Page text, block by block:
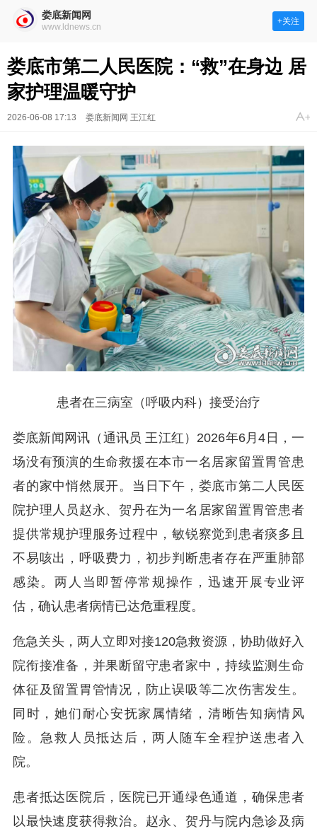
娄底新闻网
www.ldnews.cn
+关注
娄底市第二人民医院：“救”在身边 居
家护理温暖守护
2026-06-08 17:13 娄底新闻网 王江红
患者在三病室（呼吸内科）接受治疗
娄底新闻网讯（通讯员 王江红）2026年6月4日，一
场没有预演的生命救援在本市一名居家留置胃管患
者的家中悄然展开。 当日下午，娄底市第二人民医
院护理人员赵永、贺丹在为一名居家留置胃管患者
提供常规护理服务过程中，敏锐察觉到患者痰多且
不易咳出，呼吸费力，初步判断患者存在严重肺部
感染。两人当即暂停常规操作，迅速开展专业评
估，确认患者病情已达危重程度。
危急关头，两人立即对接120急救资源，协助做好入
院衔接准备，并果断留守患者家中，持续监测生命
体征及留置胃管情况，防止误吸等二次伤害发生。
同时，她们耐心安抚家属情绪，清晰告知病情风
险。急救人员抵达后，两人随车全程护送患者入
院。
患者抵达医院后，医院已开通绿色通道，确保患者
以最快速度获得救治。赵永、贺丹与院内急诊及病